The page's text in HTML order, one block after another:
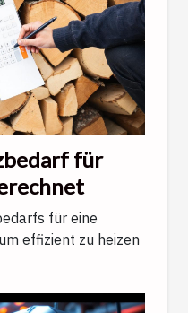
für
für eine
effizient zu heizen